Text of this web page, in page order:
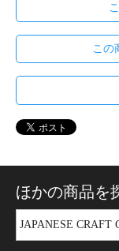
この
ほかの商品を